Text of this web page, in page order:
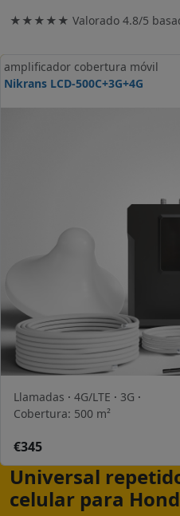
★★★★★ Valorado 4.8/5
amplificador cobertura móvil
Nikrans LCD-500C+3G+4G
Llamadas · 4G/LTE · 3G ·
Cobertura: 500 m²
€345
Universal
celular para